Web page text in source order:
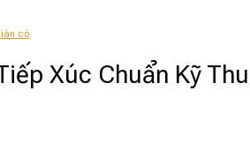
cò
Xúc Chuẩn Kỹ